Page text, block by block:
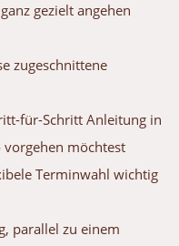
gezielt angehen
zugeschnittene
für-Schritt Anleitung in
möchtest
Terminwahl wichtig
parallel zu einem